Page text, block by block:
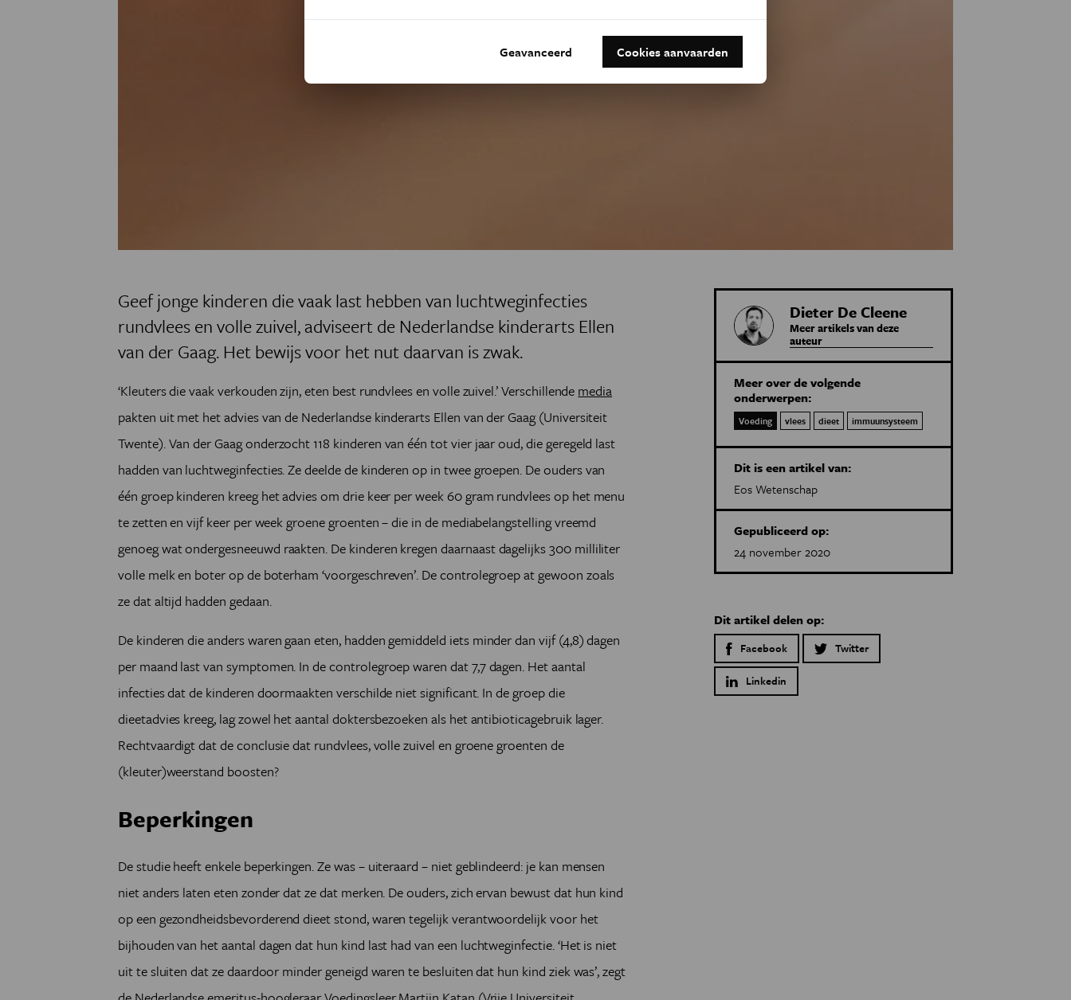
Geef jonge kinderen die vaak last hebben van luchtweginfecties
rundvlees en volle zuivel, adviseert de Nederlandse kinderarts Ellen
van der Gaag. Het bewijs voor het nut daarvan is zwak.
‘Kleuters die vaak verkouden zijn, eten best rundvlees en volle zuivel.’ Verschillende media
pakten uit met het advies van de Nederlandse kinderarts Ellen van der Gaag (Universiteit
Twente). Van der Gaag onderzocht 118 kinderen van één tot vier jaar oud, die geregeld last
hadden van luchtweginfecties. Ze deelde de kinderen op in twee groepen. De ouders van
één groep kinderen kreeg het advies om drie keer per week 60 gram rundvlees op het menu
te zetten en vijf keer per week groene groenten – die in de mediabelangstelling vreemd
genoeg wat ondergesneeuwd raakten. De kinderen kregen daarnaast dagelijks 300 milliliter
volle melk en boter op de boterham ‘voorgeschreven’. De controlegroep at gewoon zoals
ze dat altijd hadden gedaan.
De kinderen die anders waren gaan eten, hadden gemiddeld iets minder dan vijf (4,8) dagen
per maand last van symptomen. In de controlegroep waren dat 7,7 dagen. Het aantal
infecties dat de kinderen doormaakten verschilde niet significant. In de groep die
dieetadvies kreeg, lag zowel het aantal doktersbezoeken als het antibioticagebruik lager.
Rechtvaardigt dat de conclusie dat rundvlees, volle zuivel en groene groenten de
(kleuter)weerstand boosten?
Beperkingen
De studie heeft enkele beperkingen. Ze was – uiteraard – niet geblindeerd: je kan mensen
niet anders laten eten zonder dat ze dat merken. De ouders, zich ervan bewust dat hun kind
op een gezondheidsbevorderend dieet stond, waren tegelijk verantwoordelijk voor het
bijhouden van het aantal dagen dat hun kind last had van een luchtweginfectie. ‘Het is niet
uit te sluiten dat ze daardoor minder geneigd waren te besluiten dat hun kind ziek was’, zegt
Dieter De Cleene
Meer artikels van deze
auteur
Meer over de volgende
onderwerpen:
Voeding vlees dieet immuunsysteem
Dit is een artikel van:
Eos Wetenschap
Gepubliceerd op:
24 november 2020
Dit artikel delen op:
Facebook Twitter
Linkedin
Geavanceerd Cookies aanvaarden